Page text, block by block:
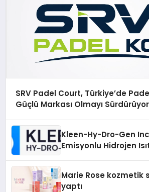
SRV Padel Court, Türkiye’de
Güçlü Markası Olmayı Sürdürüyor
Kleen-Hy-Dro-Gen
Emisyonlu Hidrojen
Marie Rose kozmetik
yaptı